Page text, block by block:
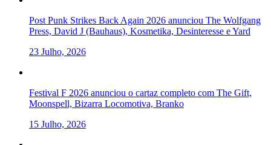
Post Punk Strikes Back Again 2026 anunciou The Wolfgang
Press, David J (Bauhaus), Kosmetika, Desinteresse e Yard
23 Julho, 2026
Festival F 2026 anunciou o cartaz completo com The Gift,
Moonspell, Bizarra Locomotiva, Branko
15 Julho, 2026